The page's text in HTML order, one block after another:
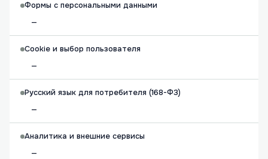
Формы с персональными данными
—
Cookie и выбор пользователя
—
Русский язык для потребителя (168-ФЗ)
—
Аналитика и внешние сервисы
—